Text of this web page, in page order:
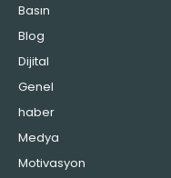
Basın
Blog
Dijital
Genel
haber
Medya
Motivasyon